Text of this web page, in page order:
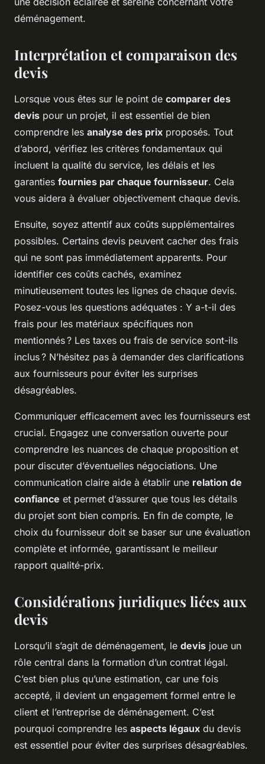
déménagement.
Interprétation et comparaison des
devis
Lorsque vous êtes sur le point de comparer des
devis pour un projet, il est essentiel de bien
comprendre les analyse des prix proposés. Tout
d’abord, vérifiez les critères fondamentaux qui
incluent la qualité du service, les délais et les
garanties fournies par chaque fournisseur. Cela
vous aidera à évaluer objectivement chaque devis.
Ensuite, soyez attentif aux coûts supplémentaires
possibles. Certains devis peuvent cacher des frais
qui ne sont pas immédiatement apparents. Pour
identifier ces coûts cachés, examinez
minutieusement toutes les lignes de chaque devis.
Posez-vous les questions adéquates : Y a-t-il des
frais pour les matériaux spécifiques non
mentionnés ? Les taxes ou frais de service sont-ils
inclus ? N’hésitez pas à demander des clarifications
aux fournisseurs pour éviter les surprises
désagréables.
Communiquer efficacement avec les fournisseurs est
crucial. Engagez une conversation ouverte pour
comprendre les nuances de chaque proposition et
pour discuter d’éventuelles négociations. Une
communication claire aide à établir une relation de
confiance et permet d’assurer que tous les détails
du projet sont bien compris. En fin de compte, le
choix du fournisseur doit se baser sur une évaluation
complète et informée, garantissant le meilleur
rapport qualité-prix.
Considérations juridiques liées aux
devis
Lorsqu’il s’agit de déménagement, le devis joue un
rôle central dans la formation d’un contrat légal.
C’est bien plus qu’une estimation, car une fois
accepté, il devient un engagement formel entre le
client et l’entreprise de déménagement. C’est
pourquoi comprendre les aspects légaux du devis
est essentiel pour éviter des surprises désagréables.